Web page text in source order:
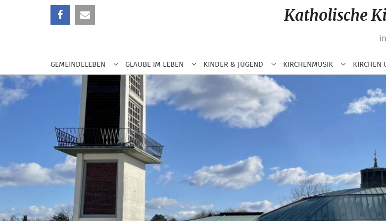
Zum Inhalt springen
GEMEINDELEBEN GLAUBE IM LEBEN KINDER & JUGEND KIRCHENMUSIK KIRCHEN
Katholische